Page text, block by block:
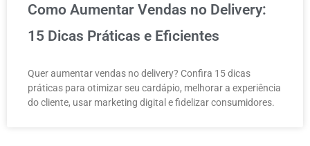
Como Aumentar Vendas no Delivery:
15 Dicas Práticas e Eficientes
Quer aumentar vendas no delivery? Confira 15 dicas
práticas para otimizar seu cardápio, melhorar a experiência
do cliente, usar marketing digital e fidelizar consumidores.